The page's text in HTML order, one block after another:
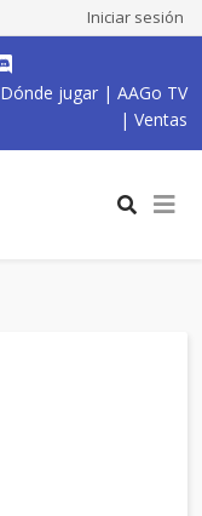
Iniciar sesión
Dónde jugar | AAGo TV
| Ventas